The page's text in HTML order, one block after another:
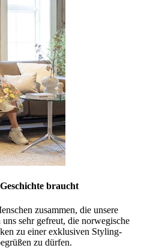
braucht
zusammen, die unsere
sehr gefreut, die norwegische
zu einer exklusiven Styling-
zu dürfen.